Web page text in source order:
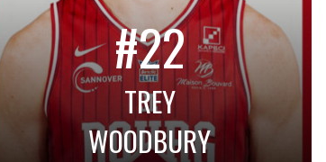
#22
TREY
WOODBURY